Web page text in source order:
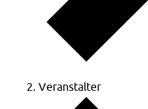
Veranstalter